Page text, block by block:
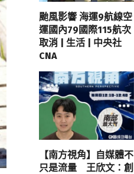
颱風影響 海運9航線空
運國內79國際115航次
取消 | 生活 | 中央社
CNA
【南方視角】自媒體不
只是流量 王欣文：創